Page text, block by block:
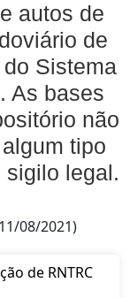
autos de
de
Sistema
As bases
não
tipo
sigilo legal.
08/2021)
de RNTRC